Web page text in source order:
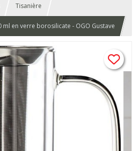
Tisanière
en verre borosilicate - OGO Gustave